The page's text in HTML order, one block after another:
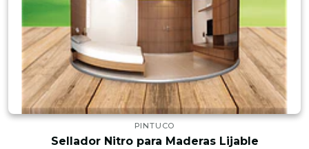
PINTUCO
Sellador Nitro para Maderas Lijable